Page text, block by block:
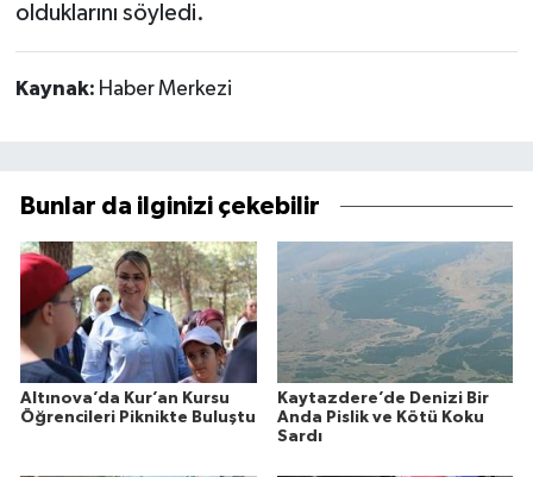
olduklarını söyledi.
Kaynak: Haber Merkezi
Bunlar da ilginizi çekebilir
Altınova’da Kur’an Kursu
Öğrencileri Piknikte Buluştu
Kaytazdere’de Denizi Bir
Anda Pislik ve Kötü Koku
Sardı